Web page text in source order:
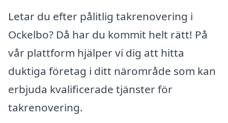
Letar du efter pålitlig takrenovering i
Ockelbo? Då har du kommit helt rätt! På
vår plattform hjälper vi dig att hitta
duktiga företag i ditt närområde som kan
erbjuda kvalificerade tjänster för
takrenovering.